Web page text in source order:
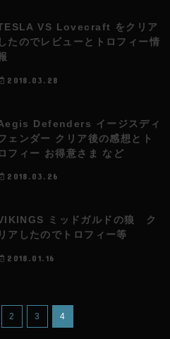
VS Lovecraft をクリア
したのでレビューとトロフィー情
2018.03.28
Defenders イージスディ
ェンダー クリア後の感想とト
ロフィー お得意さま など
2018.03.26
ミッドガルドの狼 ク
リアしたのでトロフィー等
2018.01.16
2 3 4